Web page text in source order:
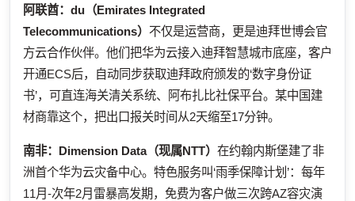
阿联酋： du（Emirates Integrated
Telecommunications） 不仅是运营商，更是迪拜世博会官
方云合作伙伴。他们把华为云接入迪拜智慧城市底座，客户
开通ECS后，自动同步获取迪拜政府颁发的‘数字身份证
书’，可直连海关清关系统、阿布扎比社保平台。某中国建
材商靠这个，把出口报关时间从2天缩至17分钟。
南非： Dimension Data（现属NTT） 在约翰内斯堡建了非
洲首个华为云灾备中心。特色服务叫‘雨季保障计划’：每年
11月-次年2月雷暴高发期，免费为客户做三次跨AZ容灾演